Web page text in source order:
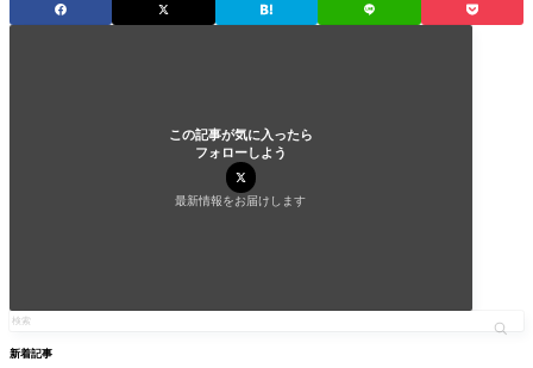
この記事が気に入ったら
フォローしよう
最新情報をお届けします
新着記事